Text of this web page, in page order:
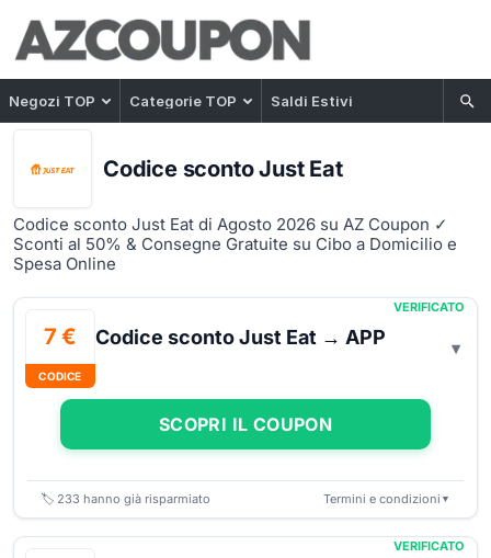
Negozi TOP Categorie TOP Saldi Estivi
Codice sconto Just Eat
Codice sconto Just Eat di Agosto 2026 su AZ Coupon ✓
Sconti al 50% & Consegne Gratuite su Cibo a Domicilio e
Spesa Online
7 €
CODICE
VERIFICATO
Codice sconto Just Eat → APP
SCOPRI IL COUPON
🏷️ 233 hanno già risparmiato Termini e condizioni ▼
VERIFICATO